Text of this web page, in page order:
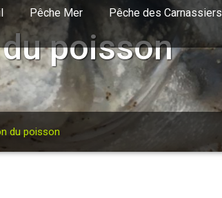
Pêche Mer Pêche des Carnassiers
poisson
du poisson